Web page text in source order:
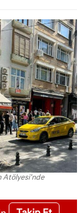
Atölyesi'nde